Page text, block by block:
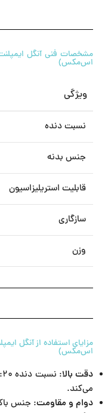
اس‌مکس)
ویژگی
نسبت دنده
جنس بدنه
قابلیت استریلیزاسیون
سازگاری
وزن
اس‌مکس)
دقت بالا
می‌کند.
دوام و مقاومت: جنس